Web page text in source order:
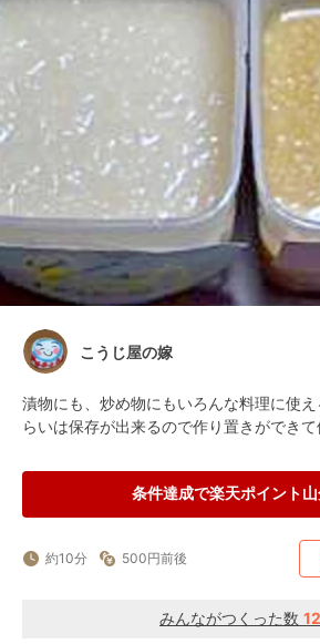
こうじ屋の嫁
漬物にも、炒め物にもいろんな料理に使え
らいは保存が出来るので作り置きができて
条件達成で楽天ポイント山
約10分 500円前後
みんながつくった数 12